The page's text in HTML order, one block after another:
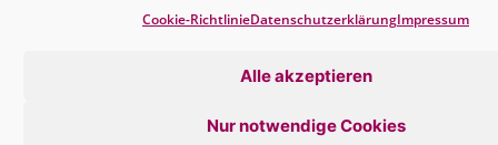
Alle akzeptieren
Nur notwendige Cookies
Cookie-RichtlinieDatenschutz­erklärungImpressum